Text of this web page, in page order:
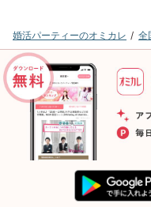
婚活パーティーのオミカレ 全